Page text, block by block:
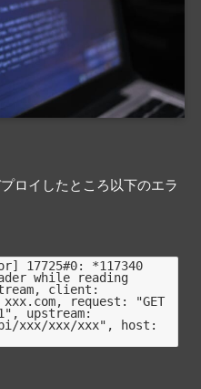
ロイしたところ以下のエラ
17725#0: *117340
while reading
client:
request: "GET
upstream:
xxx/xxx/xxx", host: